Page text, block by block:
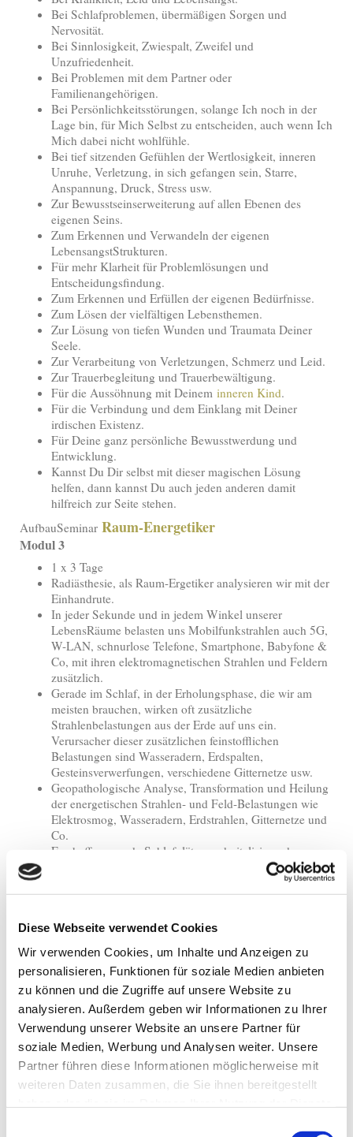
Diese Webseite verwendet Cookies
Wir verwenden Cookies, um Inhalte und Anzeigen zu
personalisieren, Funktionen für soziale Medien anbieten
zu können und die Zugriffe auf unsere Website zu
analysieren. Außerdem geben wir Informationen zu Ihrer
Verwendung unserer Website an unsere Partner für
soziale Medien, Werbung und Analysen weiter. Unsere
Partner führen diese Informationen möglicherweise mit
weiteren Daten zusammen, die Sie ihnen bereitgestellt
Bei Schlafproblemen, übermäßigen Sorgen und
Nervosität.
Bei Sinnlosigkeit, Zwiespalt, Zweifel und
Unzufriedenheit.
Bei Problemen mit dem Partner oder
Familienangehörigen.
Bei Persönlichkeitsstörungen, solange Ich noch in der
Lage bin, für Mich Selbst zu entscheiden, auch wenn Ich
Mich dabei nicht wohlfühle.
Bei tief sitzenden Gefühlen der Wertlosigkeit, inneren
Unruhe, Verletzung, in sich gefangen sein, Starre,
Anspannung, Druck, Stress usw.
Zur Bewusstseinserweiterung auf allen Ebenen des
eigenen Seins.
Zum Erkennen und Verwandeln der eigenen
LebensangstStrukturen.
Für mehr Klarheit für Problemlösungen und
Entscheidungsfindung.
Zum Erkennen und Erfüllen der eigenen Bedürfnisse.
Zum Lösen der vielfältigen Lebensthemen.
Zur Lösung von tiefen Wunden und Traumata Deiner
Seele.
Zur Verarbeitung von Verletzungen, Schmerz und Leid.
Zur Trauerbegleitung und Trauerbewältigung.
Für die Aussöhnung mit Deinem inneren Kind.
Für die Verbindung und dem Einklang mit Deiner
irdischen Existenz.
Für Deine ganz persönliche Bewusstwerdung und
Entwicklung.
Kannst Du Dir selbst mit dieser magischen Lösung
helfen, dann kannst Du auch jeden anderen damit
hilfreich zur Seite stehen.
AufbauSeminar Raum-Energetiker
Modul 3
1 x 3 Tage
Radiästhesie, als Raum-Ergetiker analysieren wir mit der
Einhandrute.
In jeder Sekunde und in jedem Winkel unserer
LebensRäume belasten uns Mobilfunkstrahlen auch 5G,
W-LAN, schnurlose Telefone, Smartphone, Babyfone &
Co, mit ihren elektromagnetischen Strahlen und Feldern
zusätzlich.
Gerade im Schlaf, in der Erholungsphase, die wir am
meisten brauchen, wirken oft zusätzliche
Strahlenbelastungen aus der Erde auf uns ein.
Verursacher dieser zusätzlichen feinstofflichen
Belastungen sind Wasseradern, Erdspalten,
Gesteinsverwerfungen, verschiedene Gitternetze usw.
Geopathologische Analyse, Transformation und Heilung
der energetischen Strahlen- und Feld-Belastungen wie
Elektrosmog, Wasseradern, Erdstrahlen, Gitternetze und
Co.
Erschaffe gesunde Schlafplätze und vitalisierende
Heile das Spannungsfeld in Deinen Lebensräumen!
Löse und kläre die MobilfunkStrahlungen und
Befreie Deine Räume von Erdstrahlen, Wasseradern und
Ziel: Der zertifizierte GeomantieCoach ist dazu in der
Lage, alle LebensRäume von feinstofflichen Belastungen
wie Elektrosmog, Erdstrahlen, Wasseradern und Co. zu
befreien!
AufbauSeminarRaumZeitBelastungen & Orte der
Kraft
Modul 4 & 5
2 x 3 Tage
Seelenzentrierte Geomantie